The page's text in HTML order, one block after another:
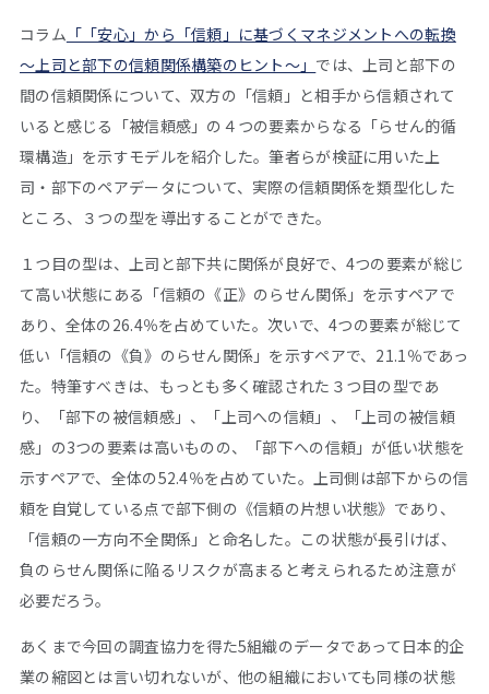
コラム 「「安心」から「信頼」に基づくマネジメントへの転換
～上司と部下の信頼関係構築のヒント～」 では、上司と部下の
間の信頼関係について、双方の「信頼」と相手から信頼されて
いると感じる「被信頼感」の４つの要素からなる「らせん的循
環構造」を示すモデルを紹介した。筆者らが検証に用いた上
司・部下のペアデータについて、実際の信頼関係を類型化した
ところ、３つの型を導出することができた。
１つ目の型は、上司と部下共に関係が良好で、4つの要素が総じ
て高い状態にある「信頼の《正》のらせん関係」を示すペアで
あり、全体の26.4％を占めていた。次いで、4つの要素が総じて
低い「信頼の《負》のらせん関係」を示すペアで、21.1％であっ
た。特筆すべきは、もっとも多く確認された３つ目の型であ
り、「部下の被信頼感」、「上司への信頼」、「上司の被信頼
感」の3つの要素は高いものの、「部下への信頼」が低い状態を
示すペアで、全体の52.4％を占めていた。上司側は部下からの信
頼を自覚している点で部下側の《信頼の片想い状態》であり、
「信頼の一方向不全関係」と命名した。この状態が長引けば、
負のらせん関係に陥るリスクが高まると考えられるため注意が
必要だろう。
あくまで今回の調査協力を得た5組織のデータであって日本的企
業の縮図とは言い切れないが、他の組織においても同様の状態